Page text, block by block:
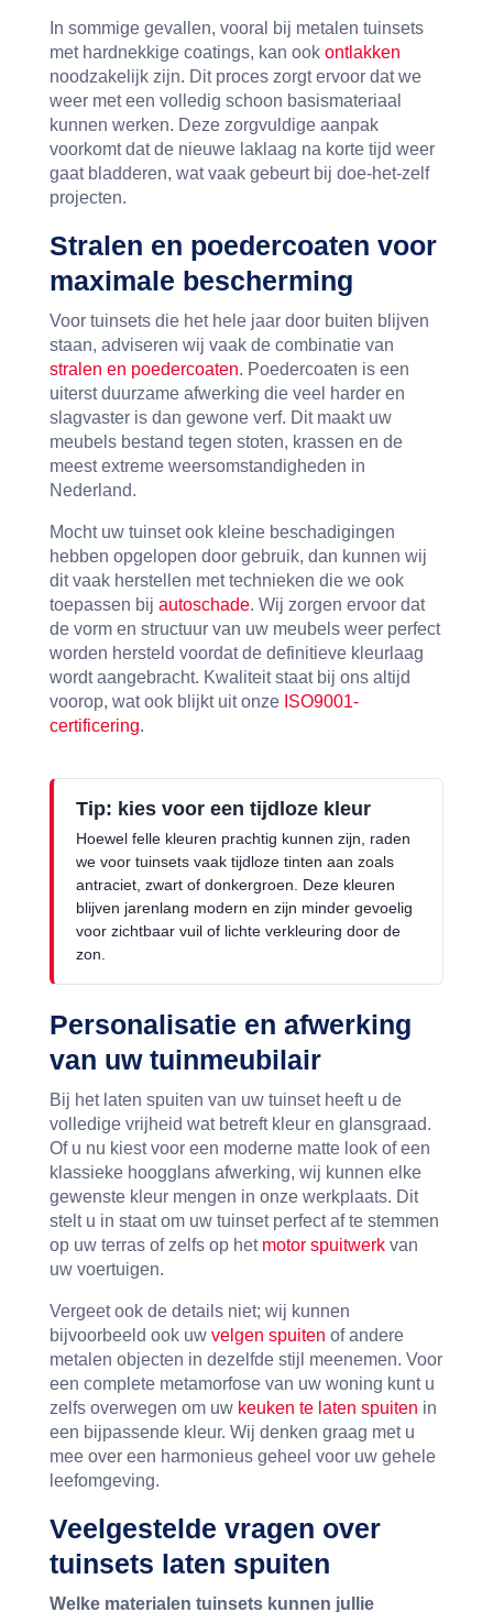
In sommige gevallen, vooral bij metalen tuinsets
met hardnekkige coatings, kan ook ontlakken
noodzakelijk zijn. Dit proces zorgt ervoor dat we
weer met een volledig schoon basismateriaal
kunnen werken. Deze zorgvuldige aanpak
voorkomt dat de nieuwe laklaag na korte tijd weer
gaat bladderen, wat vaak gebeurt bij doe-het-zelf
projecten.
Stralen en poedercoaten voor
maximale bescherming
Voor tuinsets die het hele jaar door buiten blijven
staan, adviseren wij vaak de combinatie van
stralen en poedercoaten. Poedercoaten is een
uiterst duurzame afwerking die veel harder en
slagvaster is dan gewone verf. Dit maakt uw
meubels bestand tegen stoten, krassen en de
meest extreme weersomstandigheden in
Nederland.
Mocht uw tuinset ook kleine beschadigingen
hebben opgelopen door gebruik, dan kunnen wij
dit vaak herstellen met technieken die we ook
toepassen bij autoschade. Wij zorgen ervoor dat
de vorm en structuur van uw meubels weer perfect
worden hersteld voordat de definitieve kleurlaag
wordt aangebracht. Kwaliteit staat bij ons altijd
voorop, wat ook blijkt uit onze ISO9001-
certificering.
Tip: kies voor een tijdloze kleur
Hoewel felle kleuren prachtig kunnen zijn, raden
we voor tuinsets vaak tijdloze tinten aan zoals
antraciet, zwart of donkergroen. Deze kleuren
blijven jarenlang modern en zijn minder gevoelig
voor zichtbaar vuil of lichte verkleuring door de
zon.
Personalisatie en afwerking
van uw tuinmeubilair
Bij het laten spuiten van uw tuinset heeft u de
volledige vrijheid wat betreft kleur en glansgraad.
Of u nu kiest voor een moderne matte look of een
klassieke hoogglans afwerking, wij kunnen elke
gewenste kleur mengen in onze werkplaats. Dit
stelt u in staat om uw tuinset perfect af te stemmen
op uw terras of zelfs op het motor spuitwerkvan
uw voertuigen.
Vergeet ook de details niet; wij kunnen
bijvoorbeeld ook uw velgen spuiten of andere
metalen objecten in dezelfde stijl meenemen. Voor
een complete metamorfose van uw woning kunt u
zelfs overwegen om uw keuken te laten spuiten in
een bijpassende kleur. Wij denken graag met u
mee over een harmonieus geheel voor uw gehele
leefomgeving.
Veelgestelde vragen over
tuinsets laten spuiten
Welke materialen tuinsets kunnen jullie